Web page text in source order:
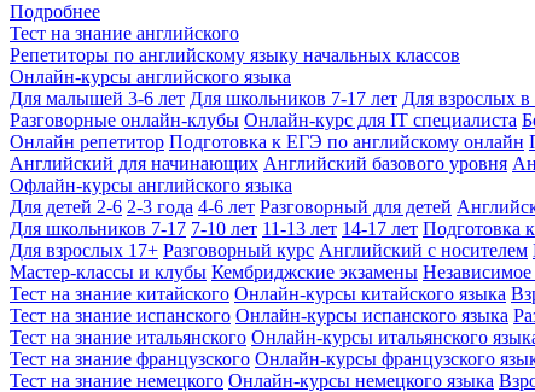
Подробнее
Тест на знание английского
Репетиторы по английскому языку начальных классов
Онлайн-курсы английского языка
Для малышей 3-6 лет Для школьников 7-17 лет Для взрослых в
Разговорные онлайн-клубы Онлайн-курс для IT специалиста
Онлайн репетитор Подготовка к ЕГЭ по английскому онлайн
Английский для начинающих Английский базового уровня
Офлайн-курсы английского языка
Для детей 2-6 2-3 года 4-6 лет Разговорный для детей
Для школьников 7-17 7-10 лет 11-13 лет 14-17 лет Подготовка
Для взрослых 17+ Разговорный курс Английский с носителем
Мастер-классы и клубы Кембриджские экзамены Независимое
Тест на знание китайского Онлайн-курсы китайского языка
Тест на знание испанского Онлайн-курсы испанского языка
Тест на знание итальянского Онлайн-курсы итальянского
Тест на знание французского Онлайн-курсы французского
Тест на знание немецкого Онлайн-курсы немецкого языка